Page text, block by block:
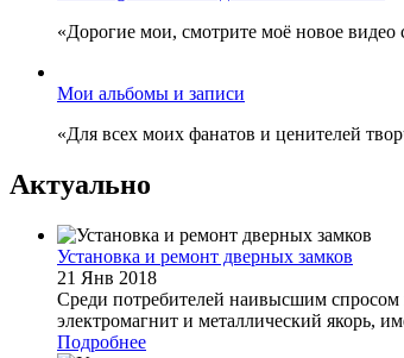
«Дорогие мои, смотрите моё новое видео
Мои альбомы и записи
«Для всех моих фанатов и ценителей
Актуально
Установка и ремонт дверных замков
21 Янв 2018
Среди потребителей наивысшим спросом
электромагнит и металлический якорь,
Подробнее